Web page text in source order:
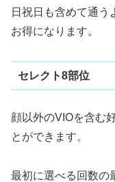
日祝日も含めて通う
お得になります。
セレクト8部位
顔以外のVIOを含む
とができます。
最初に選べる回数の